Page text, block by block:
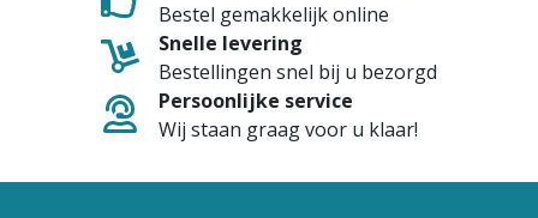
Bestel gemakkelijk online
Snelle levering
Bestellingen snel bij u bezorgd
Persoonlijke service
Wij staan graag voor u klaar!